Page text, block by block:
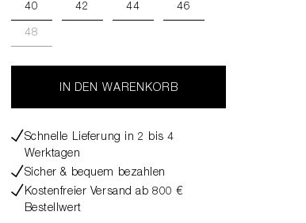
40 42 44 46
48
IN DEN WARENKORB
Schnelle Lieferung in 2 bis 4
Werktagen
Sicher & bequem bezahlen
Kostenfreier Versand ab 800 €
Bestellwert